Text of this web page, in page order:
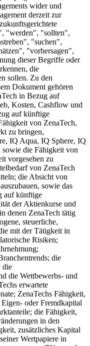
wider und
derzeit zur
"werden", "sollten",
"suchen",
"vorhersagen",
dieser Begriffe oder
die
sollen. Zu den
Dokument gehören
in Bezug auf
Kosten, Cashflow und
auf künftige
von ZenaTech,
zu bringen,
IQ Aqua, IQ Sphere, IQ
die Fähigkeit von
vorgesehen zu
von ZenaTech
die Absicht von
sowie das
auf künftige
der Aktienkurse und
denen ZenaTech tätig
steuerliche,
mit der Tätigkeit in
Risiken;
die
die
die Wettbewerbs- und
erwartete
ZenaTechs Fähigkeit,
oder Fremdkapital
die Fähigkeit,
in den
zusätzliches Kapital
Wertpapiere in